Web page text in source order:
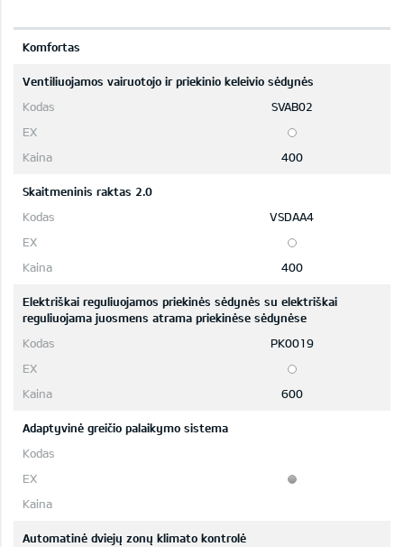
Komfortas
Ventiliuojamos vairuotojo ir priekinio keleivio sėdynės
SVAB02
400
Skaitmeninis raktas 2.0
VSDAA4
400
Elektriškai reguliuojamos priekinės sėdynės su elektriškai
reguliuojama juosmens atrama priekinėse sėdynėse
PK0019
600
Adaptyvinė greičio palaikymo sistema
Automatinė dviejų zonų klimato kontrolė